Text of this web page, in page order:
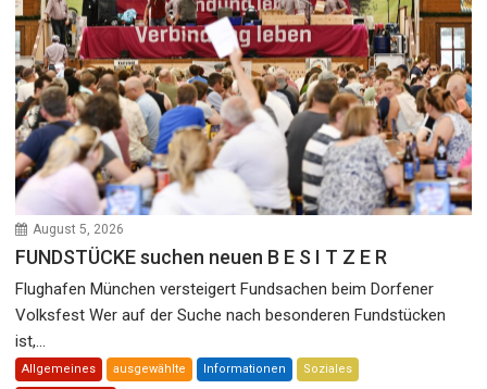
August 5, 2026
FUNDSTÜCKE suchen neuen B E S I T Z E R
Flughafen München versteigert Fundsachen beim Dorfener
Volksfest Wer auf der Suche nach besonderen Fundstücken
ist,...
Allgemeines ausgewählte Informationen Soziales